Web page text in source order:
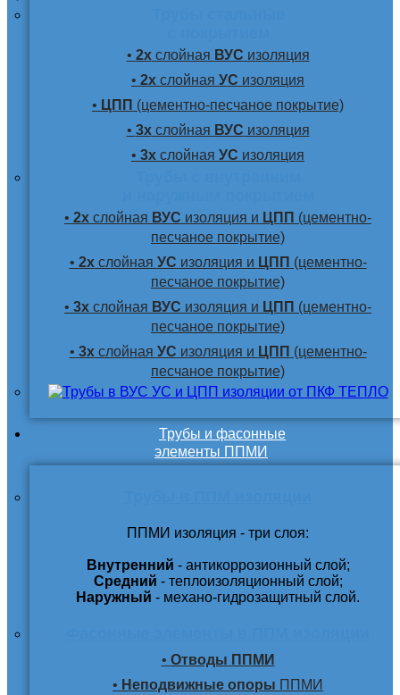
• 2хслойная ВУС изоляция
• 2х слойная УС изоляция
• ЦПП (цементно-песчаное покрытие)
• 3хслойная ВУС изоляция
• 3х слойная УС изоляция
• 2х слойная ВУС изоляция и ЦПП (цементно-
песчаное покрытие)
• 2хслойная УС изоляция и ЦПП (цементно-
песчаное покрытие)
• 3х слойная ВУС изоляция и ЦПП (цементно-
песчаное покрытие)
• 3хслойная УС изоляция и ЦПП (цементно-
песчаное покрытие)
Трубы и фасонные
элементы ППМИ
ППМИ изоляция - три слоя:
Внутренний - антикоррозионный слой;
Средний - теплоизоляционный слой;
Наружный - механо-гидрозащитный слой.
• Отводы ППМИ
• Неподвижные опоры ППМИ